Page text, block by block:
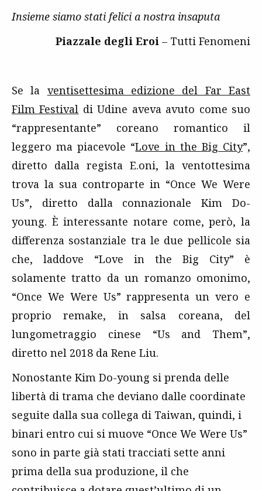
Insieme siamo stati felici a nostra insaputa
Piazzale degli Eroi – Tutti Fenomeni
Se la ventisettesima edizione del Far East
Film Festival di Udine aveva avuto come suo
“rappresentante” coreano romantico il
leggero ma piacevole “Love in the Big City”,
diretto dalla regista E.oni, la ventottesima
trova la sua controparte in “Once We Were
Us”, diretto dalla connazionale Kim Do-
young. È interessante notare come, però, la
differenza sostanziale tra le due pellicole sia
che, laddove “Love in the Big City” è
solamente tratto da un romanzo omonimo,
“Once We Were Us” rappresenta un vero e
proprio remake, in salsa coreana, del
lungometraggio cinese “Us and Them”,
diretto nel 2018 da Rene Liu.
Nonostante Kim Do-young si prenda delle
libertà di trama che deviano dalle coordinate
seguite dalla sua collega di Taiwan, quindi, i
binari entro cui si muove “Once We Were Us”
sono in parte già stati tracciati sette anni
prima della sua produzione, il che